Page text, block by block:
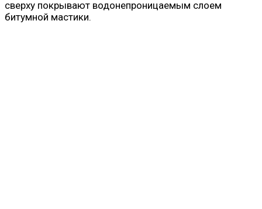
сверху покрывают водонепроницаемым слоем
битумной мастики.